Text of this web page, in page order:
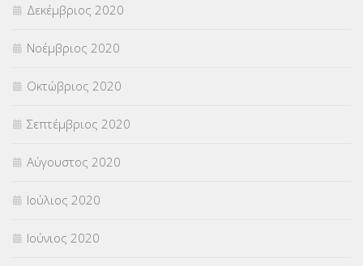
Δεκέμβριος 2020
Νοέμβριος 2020
Οκτώβριος 2020
Σεπτέμβριος 2020
Αύγουστος 2020
Ιούλιος 2020
Ιούνιος 2020